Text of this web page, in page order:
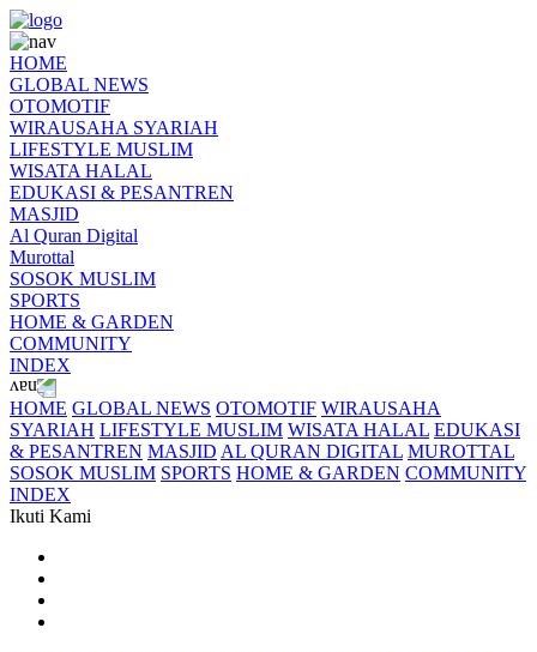
HOME
GLOBAL NEWS
OTOMOTIF
WIRAUSAHA SYARIAH
LIFESTYLE MUSLIM
WISATA HALAL
EDUKASI & PESANTREN
MASJID
Al Quran Digital
Murottal
SOSOK MUSLIM
SPORTS
HOME & GARDEN
COMMUNITY
INDEX
HOME GLOBAL NEWS OTOMOTIF WIRAUSAHA
SYARIAH LIFESTYLE MUSLIM WISATA HALAL EDUKASI
& PESANTREN MASJID AL QURAN DIGITAL MUROTTAL
SOSOK MUSLIM SPORTS HOME & GARDEN COMMUNITY
INDEX
Ikuti Kami